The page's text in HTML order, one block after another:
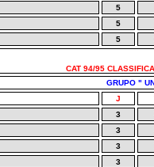
5
5
5
CAT 94/95
GRUPO "
J
3
3
3
3